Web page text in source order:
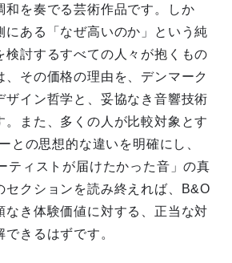
和を奏でる芸術作品です。しか
にある「なぜ高いのか」という純
検討するすべての人々が抱くもの
、その価格の理由を、デンマーク
ザイン哲学と、妥協なき音響技術
。また、多くの人が比較対象とす
との思想的な違いを明確にし、
ティストが届けたかった音」の真
セクションを読み終えれば、B&O
なき体験価値に対する、正当な対
きるはずです。